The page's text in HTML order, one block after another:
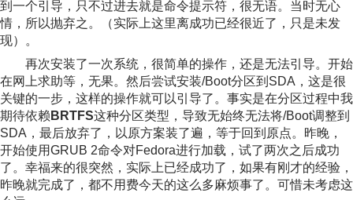
到一个引导，只不过进去就是命令提示符，很无语。当时无心
情，所以抛弃之。（实际上这里离成功已经很近了，只是未发
现）。
再次安装了一次系统，很简单的操作，还是无法引导。开始
在网上求助等，无果。然后尝试安装/Boot分区到SDA，这是很
关键的一步，这样的操作就可以引导了。事实是在分区过程中我
期待依赖 BRTFS这种分区类型，导致无始终无法将/Boot调整到
SDA，最后放弃了，以原方案装了遍，等于回到原点。昨晚，
开始使用GRUB 2命令对Fedora进行加载，试了两次之后成功
了。幸福来的很突然，实际上已经成功了，如果有刚才的经验，
昨晚就完成了，都不用费今天的这么多麻烦事了。可惜未考虑这